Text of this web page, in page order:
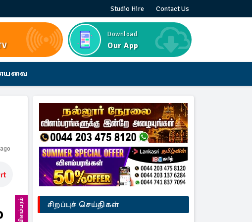
Studio Hire Contact Us
Download
Our App
விளம்பரம் சிறப்புச் செய்திகள்